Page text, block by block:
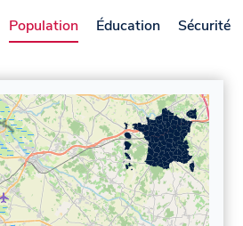
Population Éducation Sécurité